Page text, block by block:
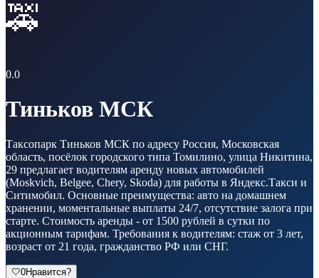
🚕
0.0
Тиньков МСК
Таксопарк Тиньков МСК по адресу Россия, Московская
область, посёлок городского типа Томилино, улица Никитина,
29 предлагает водителям аренду новых автомобилей
(Moskvich, Belgee, Chery, Skoda) для работы в Яндекс.Такси и
Ситимобил. Основные преимущества: авто на домашнем
хранении, моментальные выплаты 24/7, отсутствие залога при
старте. Стоимость аренды - от 1500 рублей в сутки по
акционным тарифам. Требования к водителям: стаж от 3 лет,
возраст от 21 года, гражданство РФ или СНГ.
🤍0Нравится?